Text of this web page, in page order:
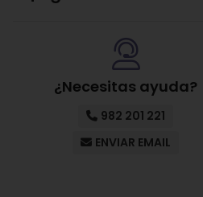
¿Necesitas ayuda?
982 201 221
ENVIAR EMAIL
EN TU
COMPRA